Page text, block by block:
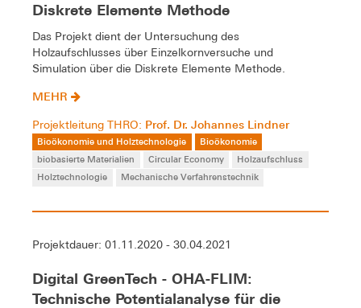
Diskrete Elemente Methode
Das Projekt dient der Untersuchung des
Holzaufschlusses über Einzelkornversuche und
Simulation über die Diskrete Elemente Methode.
MEHR
Projektleitung THRO: Prof. Dr. Johannes Lindner
Bioökonomie und Holztechnologie
Bioökonomie
biobasierte Materialien
Circular Economy
Holzaufschluss
Holztechnologie
Mechanische Verfahrenstechnik
Projektdauer: 01.11.2020 - 30.04.2021
Digital GreenTech - OHA-FLIM:
Technische Potentialanalyse für die